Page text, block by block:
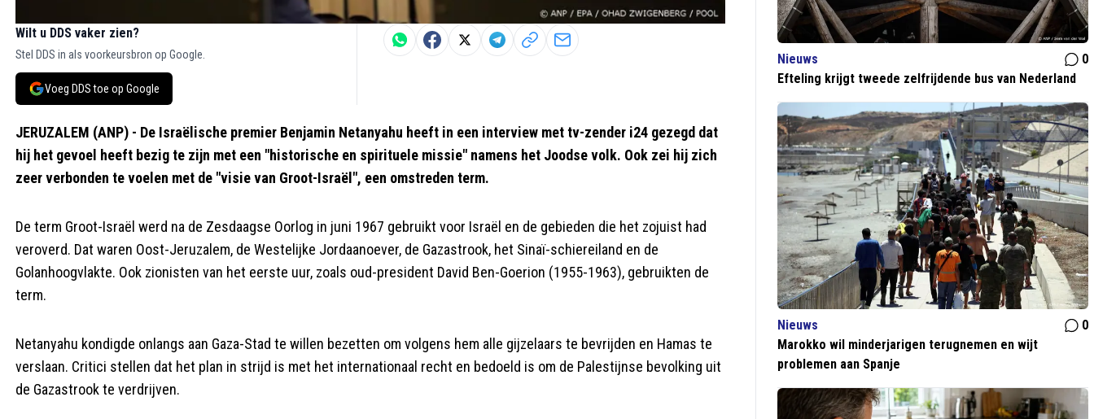
Wilt u DDS vaker zien?
Stel DDS in als voorkeursbron op Google.
Voeg DDS toe op Google
JERUZALEM (ANP) - De Israëlische premier Benjamin Netanyahu heeft in een interview met tv-zender i24 gezegd dat
hij het gevoel heeft bezig te zijn met een "historische en spirituele missie" namens het Joodse volk. Ook zei hij zich
zeer verbonden te voelen met de "visie van Groot-Israël", een omstreden term.
De term Groot-Israël werd na de Zesdaagse Oorlog in juni 1967 gebruikt voor Israël en de gebieden die het zojuist had
veroverd. Dat waren Oost-Jeruzalem, de Westelijke Jordaanoever, de Gazastrook, het Sinaï-schiereiland en de
Golanhoogvlakte. Ook zionisten van het eerste uur, zoals oud-president David Ben-Goerion (1955-1963), gebruikten de
term.
Netanyahu kondigde onlangs aan Gaza-Stad te willen bezetten om volgens hem alle gijzelaars te bevrijden en Hamas te
verslaan. Critici stellen dat het plan in strijd is met het internationaal recht en bedoeld is om de Palestijnse bevolking uit
de Gazastrook te verdrijven.
Nieuws
0
Efteling krijgt tweede zelfrijdende bus van Nederland
Nieuws
0
Marokko wil minderjarigen terugnemen en wijt
problemen aan Spanje